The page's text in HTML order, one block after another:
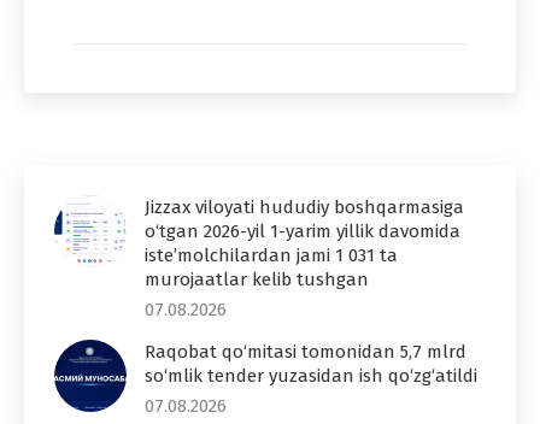
Jizzax viloyati hududiy boshqarmasiga
o‘tgan 2026-yil 1-yarim yillik davomida
iste’molchilardan jami 1 031 ta
murojaatlar kelib tushgan
07.08.2026
Raqobat qo‘mitasi tomonidan 5,7 mlrd
so‘mlik tender yuzasidan ish qo‘zg‘atildi
07.08.2026